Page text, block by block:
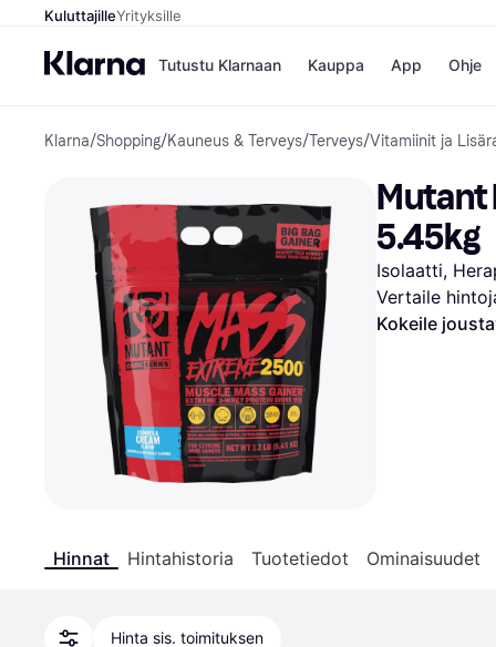
KuluttajilleYrityksille
Tutustu Klarnaan Kauppa
Kaupat
Gigantti
H&M
Peten
Wolt
App Ohje
Klarna/Shopping/Kauneus & Terveys/Terveys/Vitamiinit ja
Mutant
5.45kg
Isolaatti,
Vertaile
Kokeile
Hinnat Hintahistoria Tuotetiedot Ominaisuudet
Hinta sis. toimituksen